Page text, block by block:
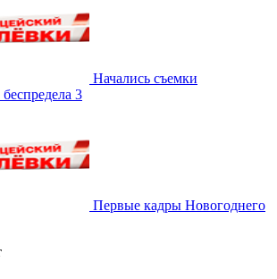
Начались съемки
3
Первые кадры Новогоднего